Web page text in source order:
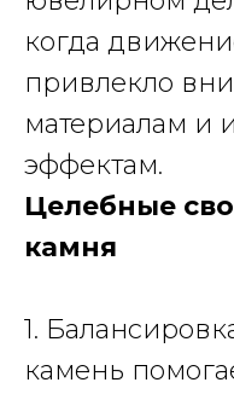
когда
привлекло
материалам и
эффектам.
Целебные
камня
1.
камень